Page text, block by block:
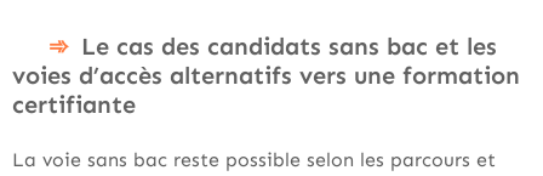
Le cas des candidats sans bac et les
voies d’accès alternatifs vers une formation
certifiante
La voie sans bac reste possible selon les parcours et